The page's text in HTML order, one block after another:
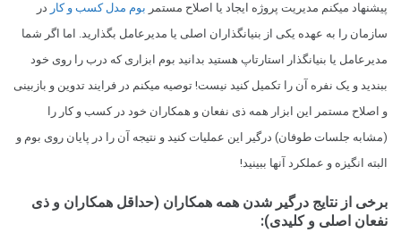
پیشنهاد میکنم مدیریت پروژه ایجاد یا اصلاح مستمر بوم مدل کسب و کار در
سازمان را به عهده یکی از بنیانگذاران اصلی یا مدیرعامل بگذارید. اما اگر شما
مدیرعامل یا بنیانگذار استارتاپ هستید بدانید بوم ابزاری که درب را روی خود
ببندید و یک نفره آن را تکمیل کنید نیست! توصیه میکنم در فرایند تدوین و بازبینی
و اصلاح مستمر این ابزار همه ذی نفعان و همکاران خود در کسب و کار را
(مشابه جلسات طوفان) درگیر این عملیات کنید و نتیجه آن را در پایان روی بوم و
البته انگیزه و عملکرد آنها ببینید!
برخی از نتایج درگیر شدن همه همکاران (حداقل همکاران و ذی
نفعان اصلی و کلیدی):